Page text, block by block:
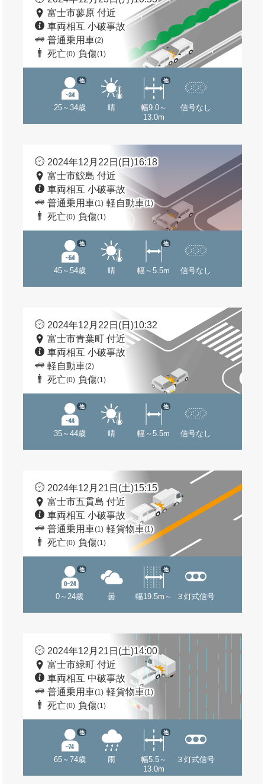
富士市蓼原 付近
車両相互 小破事故
普通乗用車(2)
死亡(0) 負傷(1)
25～34歳
他
晴
幅9.0～
13.0m
他
信号なし
2024年12月22日(日)16:18
富士市鮫島 付近
車両相互 小破事故
普通乗用車(1) 軽自動車(1)
死亡(0) 負傷(1)
45～54歳
他
晴 幅～5.5m
他
信号なし
2024年12月22日(日)10:32
富士市青葉町 付近
車両相互 小破事故
軽自動車(2)
死亡(0) 負傷(1)
35～44歳
他
晴 幅～5.5m
他
信号なし
2024年12月21日(土)15:15
富士市五貫島 付近
車両相互 小破事故
普通乗用車(1) 軽貨物車(1)
死亡(0) 負傷(1)
0～24歳
他
曇 幅19.5m～
他
３灯式信号
2024年12月21日(土)14:00
富士市緑町 付近
車両相互 中破事故
普通乗用車(1) 軽貨物車(1)
死亡(0) 負傷(1)
65～74歳
他
雨
幅5.5～
13.0m
他
３灯式信号